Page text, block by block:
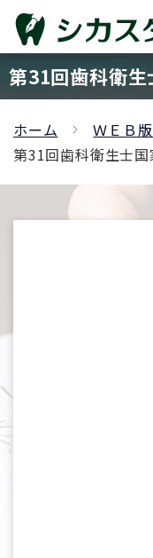
第31回歯科衛
ホーム
ＷＥＢ
第31回歯科衛生士